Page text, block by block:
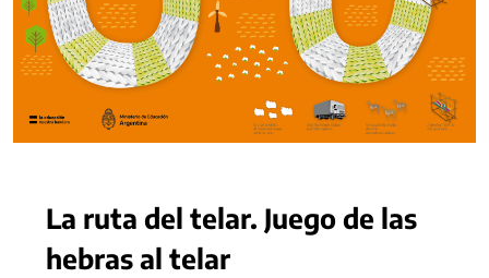
La ruta del telar. Juego de las
hebras al telar